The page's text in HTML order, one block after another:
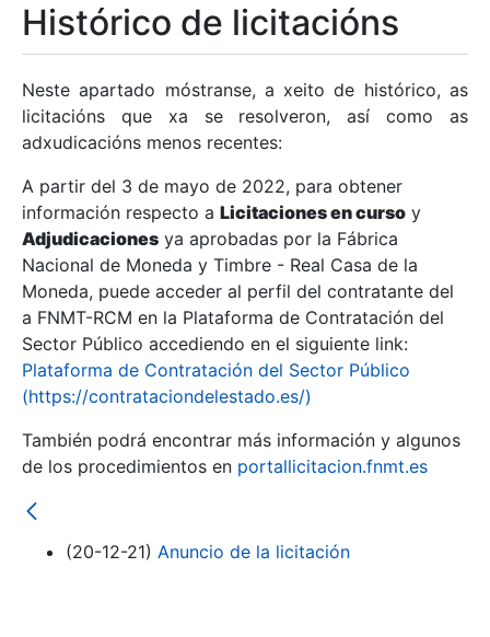
Mostrar/Ocultar
Mostrar/Ocultar
Mostrar/Ocultar
Histórico de licitacións
Neste apartado móstranse, a xeito de histórico, as
licitacións que xa se resolveron, así como as
adxudicacións menos recentes:
A partir del 3 de mayo de 2022, para obtener
información respecto a Licitaciones en curso y
Adjudicaciones ya aprobadas por la Fábrica
Nacional de Moneda y Timbre - Real Casa de la
Moneda, puede acceder al perfil del contratante del
a FNMT-RCM en la Plataforma de Contratación del
Sector Público accediendo en el siguiente link:
Plataforma de Contratación del Sector Público
(https://contrataciondelestado.es/)
También podrá encontrar más información y algunos
de los procedimientos en portallicitacion.fnmt.es
(20-12-21) Anuncio de la licitación